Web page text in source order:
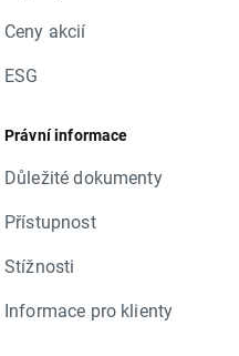
Ceny akcií
ESG
Právní informace
Důležité dokumenty
Přístupnost
Stížnosti
Informace pro klienty